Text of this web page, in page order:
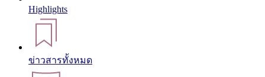
Highlights
ข่าวสารทั้งหมด